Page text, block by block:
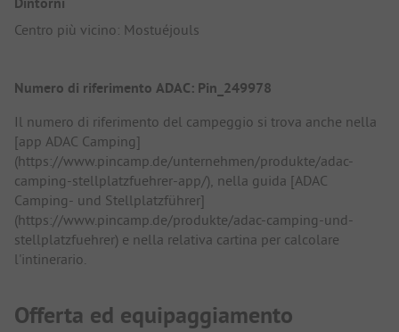
Centro più vicino: Mostuéjouls
Numero di riferimento ADAC: Pin_249978
Il numero di riferimento del campeggio si trova anche nella
[app ADAC Camping]
(https://www.pincamp.de/unternehmen/produkte/adac-
camping-stellplatzfuehrer-app/), nella guida [ADAC
Camping- und Stellplatzführer]
(https://www.pincamp.de/produkte/adac-camping-und-
stellplatzfuehrer) e nella relativa cartina per calcolare
l'intinerario.
Offerta ed equipaggiamento